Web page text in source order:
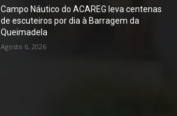
Campo Náutico do ACAREG leva centenas
de escuteiros por dia à Barragem da
Queimadela
Agosto 6, 2026